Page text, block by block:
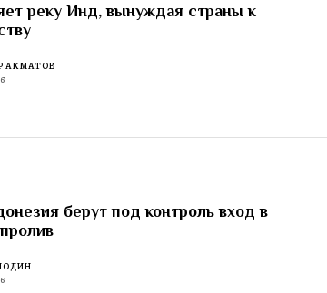
реку Инд, вынуждая страны к
АКМАТОВ
берут под контроль вход в